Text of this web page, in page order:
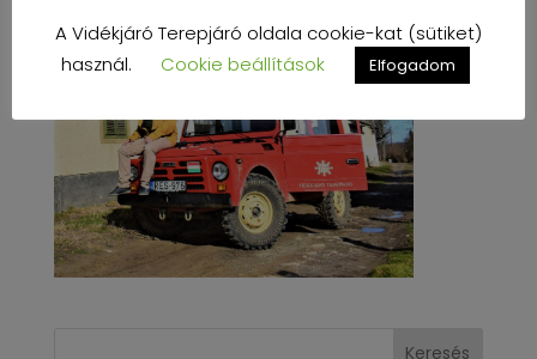
A Vidékjáró Terepjáró oldala cookie-kat (sütiket)
használ.
Cookie beállítások Elfogadom